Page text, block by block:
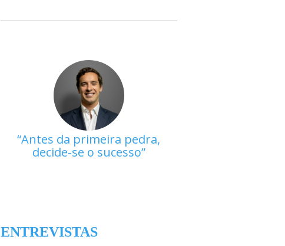
Antes da primeira pedra,
decide-se o sucesso
ENTREVISTAS